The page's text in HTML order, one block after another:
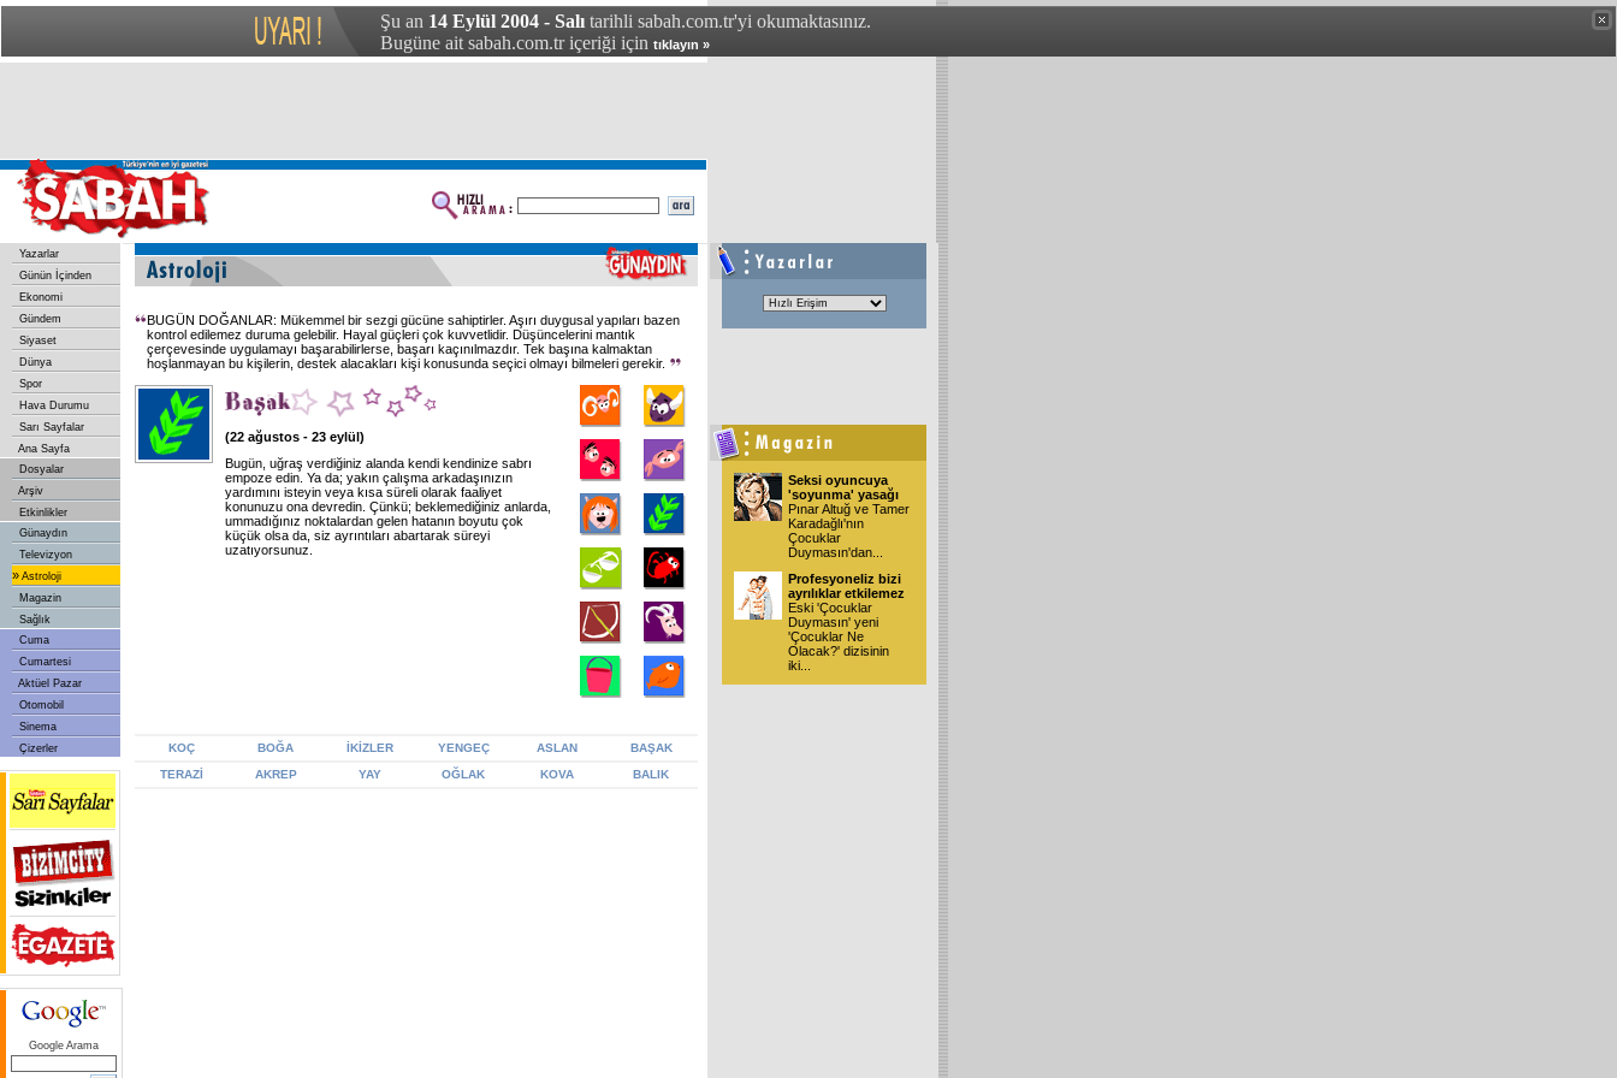
Şu an 14 Eylül 2004 - Salı tarihli sabah.com.tr'yi okumaktasınız.
Bugüne ait sabah.com.tr içeriği için tıklayın »
Yazarlar
Günün İçinden
Ekonomi
Gündem
Siyaset
Dünya
Spor
Hava Durumu
Sarı Sayfalar
Ana Sayfa
Dosyalar
Arşiv
Etkinlikler
Günaydın
Televizyon
» Astroloji
Magazin
Sağlık
Cuma
Cumartesi
Aktüel Pazar
Otomobil
Sinema
Çizerler
Google Arama
BUGÜN DOĞANLAR: Mükemmel bir sezgi gücüne sahiptirler. Aşırı duygusal yapıları bazen
kontrol edilemez duruma gelebilir. Hayal güçleri çok kuvvetlidir. Düşüncelerini mantık
çerçevesinde uygulamayı başarabilirlerse, başarı kaçınılmazdır. Tek başına kalmaktan
hoşlanmayan bu kişilerin, destek alacakları kişi konusunda seçici olmayı bilmeleri gerekir.
(22 ağustos - 23 eylül)
Bugün, uğraş verdiğiniz alanda kendi kendinize sabrı
empoze edin. Ya da; yakın çalışma arkadaşınızın
yardımını isteyin veya kısa süreli olarak faaliyet
konunuzu ona devredin. Çünkü; beklemediğiniz anlarda,
ummadığınız noktalardan gelen hatanın boyutu çok
küçük olsa da, siz ayrıntıları abartarak süreyi
uzatıyorsunuz.
KOÇ BOĞA İKİZLER YENGEÇ ASLAN
BAŞAK
TERAZİ
AKREP YAY OĞLAK KOVA BALIK
Seksi oyuncuya
'soyunma' yasağı
Pınar Altuğ ve Tamer
Karadağlı'nın
Çocuklar
Duymasın'dan
Profesyoneliz bizi
ayrılıklar etkilemez
Eski 'Çocuklar
Duymasın' yeni
'Çocuklar Ne
Olacak?' dizisinin
iki